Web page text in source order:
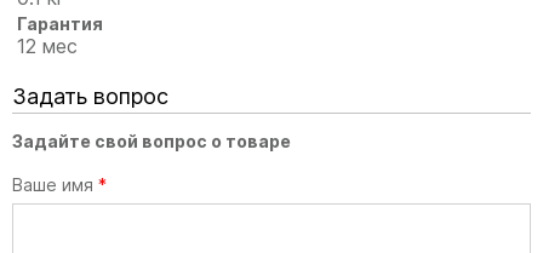
Гарантия
12 мес
Задать вопрос
Задайте свой вопрос о товаре
Ваше имя *